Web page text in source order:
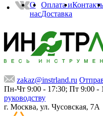
О
нас
Оплата и
Доставка
zakaz@instrland.ru
Пн-Чт 9:00 - 17:30; Пт 9:00 -
руководству
г. Москва, ул. Чусовская, 7А